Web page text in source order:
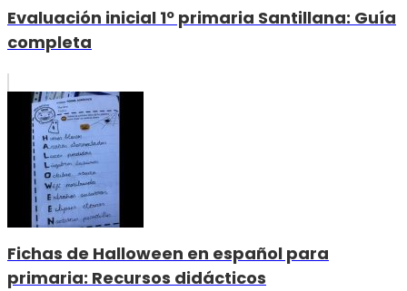
Evaluación inicial 1º primaria Santillana: Guía
completa
Fichas de Halloween en español para
primaria: Recursos didácticos